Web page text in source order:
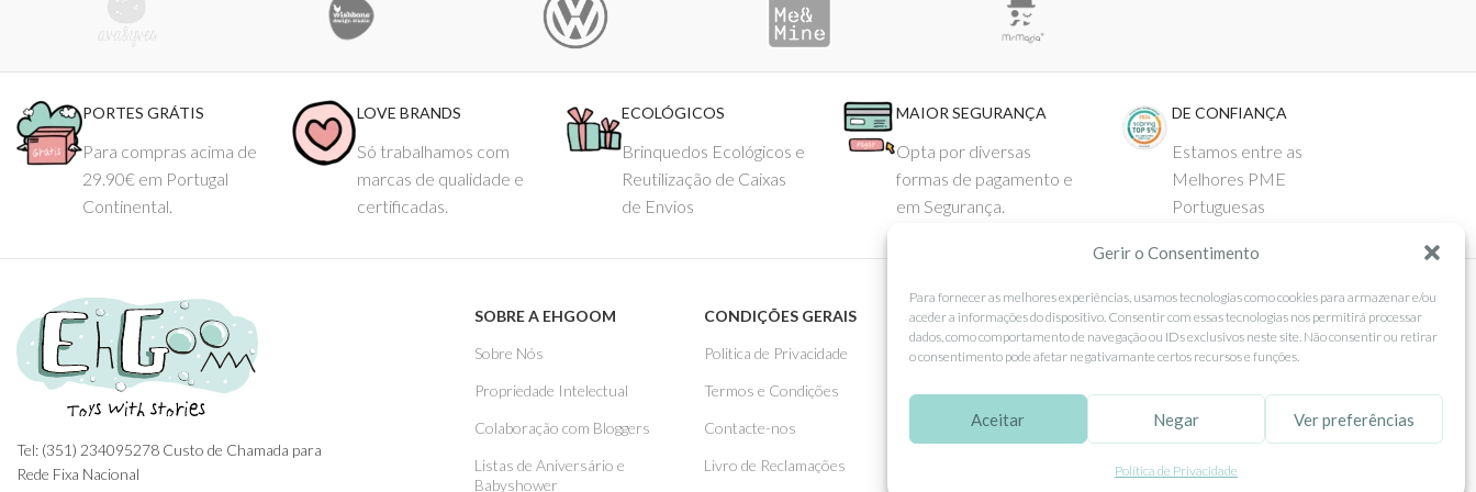
Gerir o Consentimento
Para fornecer as melhores experiências, usamos tecnologias como cookies para armazenar e/ou
aceder a informações do dispositivo. Consentir com essas tecnologias nos permitirá processar
dados, como comportamento de navegação ou IDs exclusivos neste site. Não consentir ou retirar
o consentimento pode afetar negativamante certos recursos e funções.
Aceitar Negar Ver preferências
Política de Privacidade
PORTES GRÁTIS
Para compras acima de
29.90€ em Portugal
Continental.
LOVE BRANDS
Só trabalhamos com
marcas de qualidade e
certificadas.
ECOLÓGICOS
Brinquedos Ecológicos e
Reutilização de Caixas
de Envios
MAIOR SEGURANÇA
Opta por diversas
formas de pagamento e
em Segurança.
DE CONFIANÇA
Estamos entre as
Melhores PME
Portuguesas
Tel: (351) 234095278 Custo de Chamada para
Rede Fixa Nacional
SOBRE A EHGOOM
Sobre Nós
Propriedade Intelectual
Colaboração com Bloggers
Listas de Aniversário e
Babyshower
CONDIÇÕES GERAIS
Politica de Privacidade
Termos e Condições
Contacte-nos
Livro de Reclamações
APOIO AO CLIENTE
Como Comprar
Pagamentos
Entregas
SEGUE-NOS
Facebook
Instagram
Pinterest
X